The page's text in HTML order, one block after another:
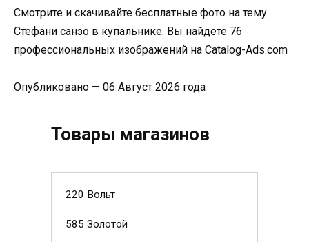
Смотрите и скачивайте бесплатные фото на тему
Стефани санзо в купальнике. Вы найдете 76
профессиональных изображений на Catalog-Ads.com
Опубликовано — 06 Август 2026 года
Товары магазинов
220 Вольт
585 Золотой